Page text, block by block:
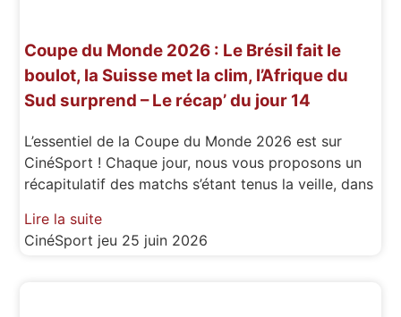
Coupe du Monde 2026 : Le Brésil fait le
boulot, la Suisse met la clim, l’Afrique du
Sud surprend – Le récap’ du jour 14
L’essentiel de la Coupe du Monde 2026 est sur
CinéSport ! Chaque jour, nous vous proposons un
récapitulatif des matchs s’étant tenus la veille, dans
Lire la suite
CinéSport jeu 25 juin 2026